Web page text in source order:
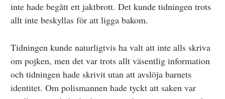
inte hade begått ett jaktbrott. Det kunde tidningen trots
allt inte beskyllas för att ligga bakom.
Tidningen kunde naturligtvis ha valt att inte alls skriva
om pojken, men det var trots allt väsentlig information
och tidningen hade skrivit utan att avslöja barnets
identitet. Om polismannen hade tyckt att saken var